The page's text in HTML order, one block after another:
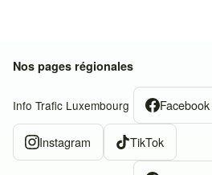
Nos pages régionales
Info Trafic Luxembourg Facebook
Instagram TikTok